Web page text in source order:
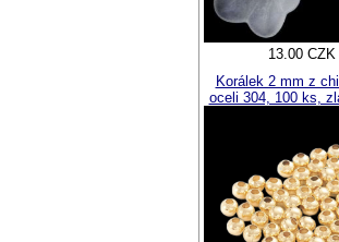
13.00 CZK
Korálek 2 mm z
oceli 304, 100 ks,